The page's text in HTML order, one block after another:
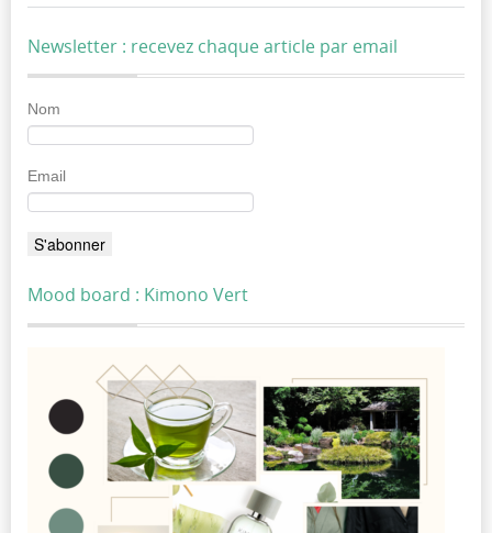
Newsletter : recevez chaque article par email
Nom
Email
Mood board : Kimono Vert